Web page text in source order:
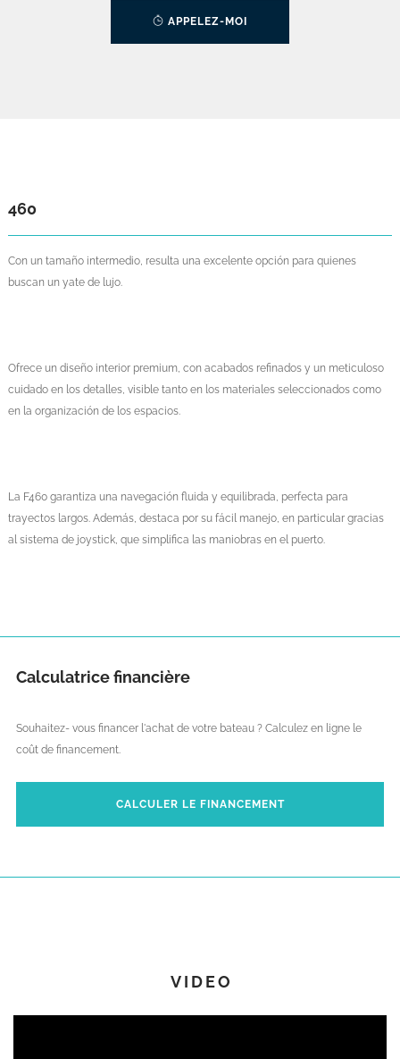
APPELEZ-MOI
460
Con un tamaño intermedio, resulta una excelente opción para quienes
buscan un yate de lujo.
Ofrece un diseño interior premium, con acabados refinados y un meticuloso
cuidado en los detalles, visible tanto en los materiales seleccionados como
en la organización de los espacios.
La F460 garantiza una navegación fluida y equilibrada, perfecta para
trayectos largos. Además, destaca por su fácil manejo, en particular gracias
al sistema de joystick, que simplifica las maniobras en el puerto.
Calculatrice financière
Souhaitez- vous financer l'achat de votre bateau ? Calculez en ligne le
coût de financement.
CALCULER LE FINANCEMENT
VIDEO